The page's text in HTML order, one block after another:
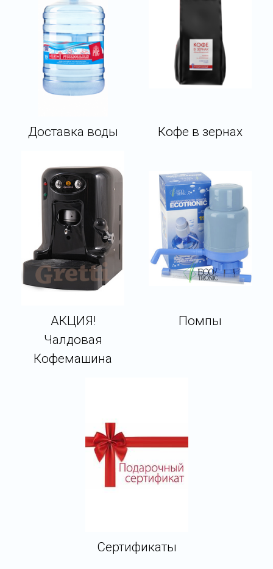
Доставка воды Кофе в зернах
АКЦИЯ!
Чалдовая
Кофемашина
Помпы
Сертификаты